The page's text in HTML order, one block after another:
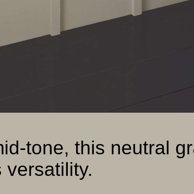
tone, this neutral
versatility.